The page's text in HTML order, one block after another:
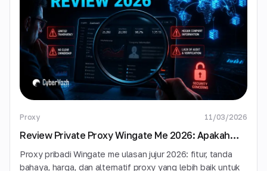
Proxy 11/03/2026
Review Private Proxy Wingate Me 2026: Apakah
Aman, Sah, dan Layak untuk Uang Anda?
Proxy pribadi Wingate me ulasan jujur 2026: fitur, tanda
bahaya, harga, dan alternatif proxy yang lebih baik untuk